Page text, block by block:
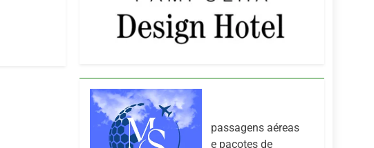
passagens aéreas
e pacotes de